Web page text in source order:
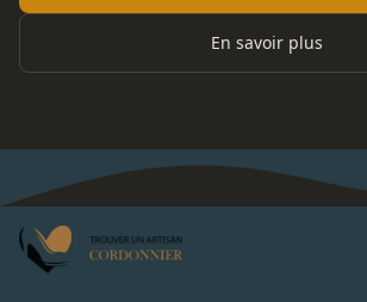
En savoir plus